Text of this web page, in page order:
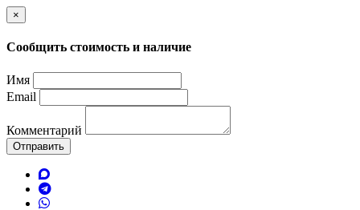
×
Сообщить стоимость и наличие
Имя
Email
Комментарий
Отправить